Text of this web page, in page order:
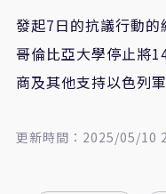
發起7日的抗議行動
哥倫比亞大學停止將
商及其他支持以色列
更新時間：2025/05/10